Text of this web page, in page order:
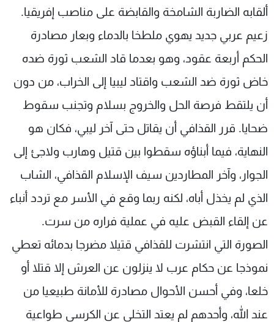
ألقابه الضاربة الشامخة والقابضة على مناصب إفريقيا.
زعيم عربي جديد يهوي ملطخا بالدماء وبعار مصادرة
الحكم أربعة عقود، وهو بعدما قاد الشعب ثورة ضده
خاض ثورة ضد الشعب واقتاد ليبيا إلى الخراب، من دون
أن يلتقط فرصة الحل والخروج بسلام وتجنب سقوط
ضحايا. قرر القذافي أن يقاتل حتى آخر ليبي، فكان هو
النهاية، فيما أبناؤه سقطوا بين قتيل وهارب ولاجئ إلى
الجوار، وآخر المطاردين سيف الإسلام القذافي، الشاب
الذي لم يخذل أباه، لكنه ربما وقع في الأسر مع تردد أنباء
عن إلقاء القبض عليه في عملية فراره من سرت.
الصورة التي انتشرت للقذافي قتيلا مضرجا بدمائه تعطي
نموذجا عن حكام عرب لا ينزلون عن العرش إلا قتلا أو
خلعا، وفي أحسن الأحوال مصادرة للأمانة طبيعيا من
عند الله، وأحدهم لم يعتد التخلي عن الكرسي طواعية